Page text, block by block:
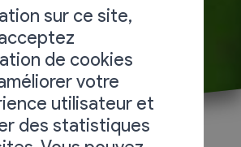
sur ce site,
de cookies
votre
utilisateur et
des statistiques